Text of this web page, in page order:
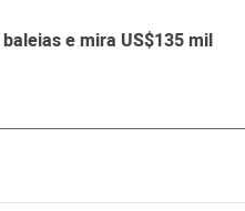
e mira US$135 mil